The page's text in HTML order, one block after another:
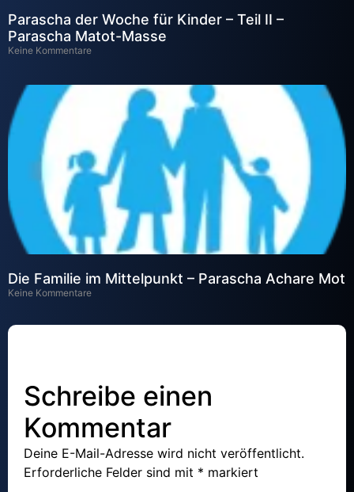
Parascha der Woche für Kinder – Teil II –
Parascha Matot-Masse
Keine Kommentare
Die Familie im Mittelpunkt – Parascha Achare Mot
Keine Kommentare
Schreibe einen
Kommentar
Deine E-Mail-Adresse wird nicht veröffentlicht.
Erforderliche Felder sind mit * markiert